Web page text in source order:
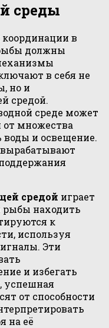
среды
в
должны
в себя не
но и
средой.
среде может
от множества
воды и освещение.
средой играет
рыбы находить
к
используя
Эти
и избегать
успешная
от способности
на её